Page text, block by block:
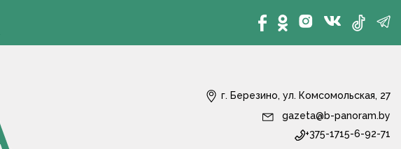
г. Березино, ул. Комсомольская, 27
gazeta@b-panoram.by
+375-1715-6-92-71